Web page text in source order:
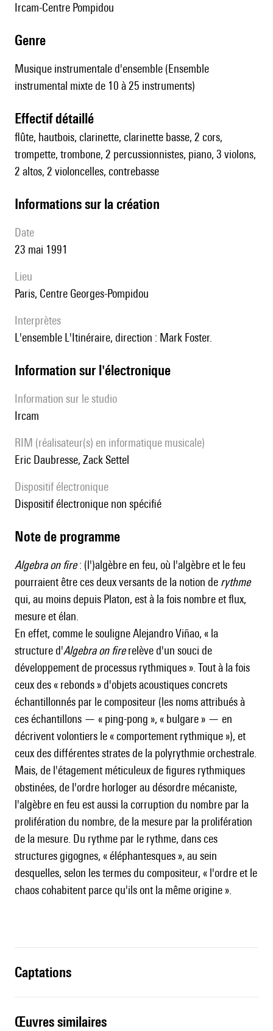
Ircam-Centre Pompidou
genre
Musique instrumentale d'ensemble (Ensemble
instrumental mixte de 10 à 25 instruments)
effectif détaillé
flûte, hautbois, clarinette, clarinette basse, 2 cors,
trompette, trombone, 2 percussionnistes, piano, 3 violons,
2 altos, 2 violoncelles, contrebasse
informations sur la création
date
23 mai 1991
lieu
Paris, Centre Georges-Pompidou
interprètes
l'ensemble L'Itinéraire, direction : Mark Foster.
Information sur l'électronique
Information sur le studio
Ircam
RIM (réalisateur(s) en informatique musicale)
Eric Daubresse, Zack Settel
Dispositif électronique
dispositif électronique non spécifié
Note de programme
Algebra on fire: (l')algèbre en feu, où l'algèbre et le feu
pourraient être ces deux versants de la notion de rythme
qui, au moins depuis Platon, est à la fois nombre et flux,
mesure et élan.
En effet, comme le souligne Alejandro Viñao, « la
structure d'Algebra on firerelève d'un souci de
développement de processus rythmiques ». Tout à la fois
ceux des « rebonds » d'objets acoustiques concrets
échantillonnés par le compositeur (les noms attribués à
ces échantillons — « ping-pong », « bulgare » — en
décrivent volontiers le « comportement rythmique »), et
ceux des différentes strates de la polyrythmie orchestrale.
Mais, de l'étagement méticuleux de figures rythmiques
obstinées, de l'ordre horloger au désordre mécaniste,
l'algèbre en feu est aussi la corruption du nombre par la
prolifération du nombre, de la mesure par la prolifération
de la mesure. Du rythme par le rythme, dans ces
structures gigognes, « éléphantesques », au sein
desquelles, selon les termes du compositeur, « l'ordre et le
chaos cohabitent parce qu'ils ont la même origine ».
captations
œuvres similaires